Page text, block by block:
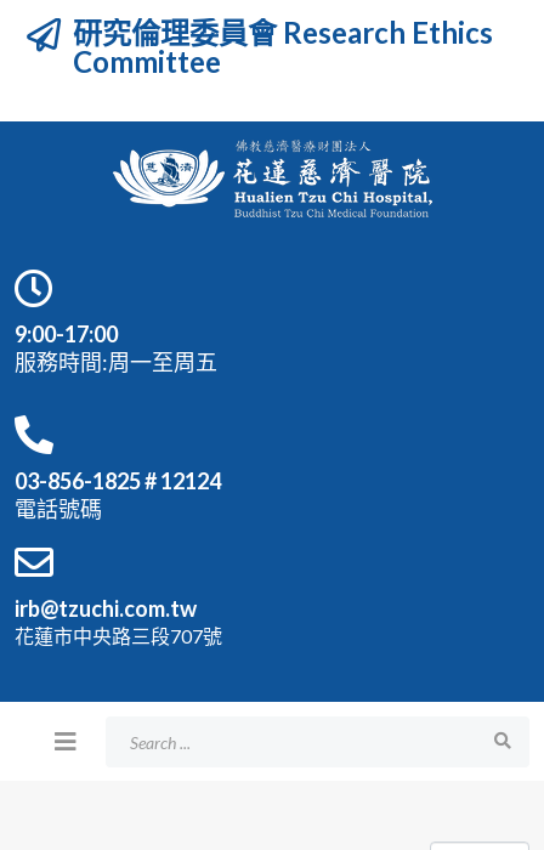
研究倫理委員會 Research Ethics
Committee
9:00-17:00
服務時間:周一至周五
03-856-1825 # 12124
電話號碼
irb@tzuchi.com.tw
花蓮市中央路三段707號